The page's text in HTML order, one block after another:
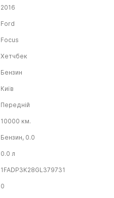
2016
Ford
Focus
Хетчбек
Бензин
Київ
Передній
10000 км.
Бензин, 0.0
0.0 л
1FADP3K28GL379731
0